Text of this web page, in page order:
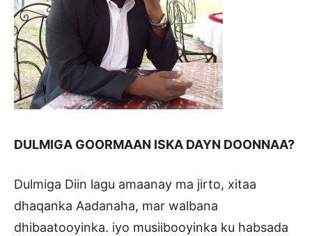
DULMIGA GOORMAAN ISKA DAYN DOONNAA?
Dulmiga Diin lagu amaanay ma jirto, xitaa
dhaqanka Aadanaha, mar walbana
dhibaatooyinka. iyo musiibooyinka ku habsada